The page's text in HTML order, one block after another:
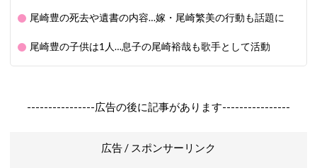
尾崎豊の死去や遺書の内容…嫁・尾崎繁美の行動も話題に
尾崎豊の子供は1人…息子の尾崎裕哉も歌手として活動
----------------広告の後に記事があります----------------
広告 / スポンサーリンク